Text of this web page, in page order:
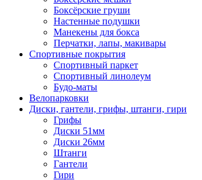
Боксёрские груши
Настенные подушки
Манекены для бокса
Перчатки, лапы, макивары
Спортивные покрытия
Спортивный паркет
Спортивный линолеум
Будо-маты
Велопарковки
Диски, гантели, грифы, штанги, гири
Грифы
Диски 51мм
Диски 26мм
Штанги
Гантели
Гири